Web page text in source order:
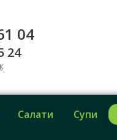
04
24
Салати Супи